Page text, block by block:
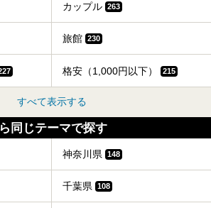
カップル 263
旅館 230
格安（1,000円以下） 215
すべて表示する
同じテーマで探す
神奈川県 148
千葉県 108